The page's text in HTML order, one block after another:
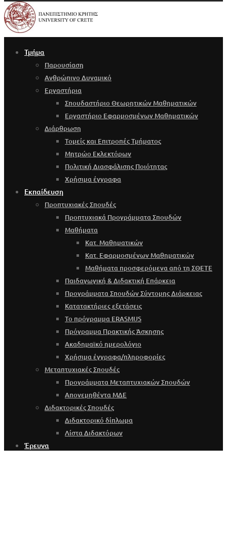
Τμήμα
Παρουσίαση
Ανθρώπινο Δυναμικό
Εργαστήρια
Σπουδαστήριο Θεωρητικών Μαθηματικών
Εργαστήριο Εφαρμοσμένων Μαθηματικών
Διάρθρωση
Τομείς και Επιτροπές Τμήματος
Μητρώο Εκλεκτόρων
Πολιτική Διασφάλισης Ποιότητας
Χρήσιμα έγγραφα
Εκπαίδευση
Προπτυχιακές Σπουδές
Προπτυχιακά Προγράμματα Σπουδών
Μαθήματα
Κατ. Μαθηματικών
Κατ. Εφαρμοσμένων Μαθηματικών
Μαθήματα προσφερόμενα από τη ΣΘΕΤΕ
Παιδαγωγική & Διδακτική Επάρκεια
Προγράμματα Σπουδών Σύντομης Διάρκειας
Κατατακτήριες εξετάσεις
Το πρόγραμμα ERASMUS
Πρόγραμμα Πρακτικής Άσκησης
Ακαδημαϊκό ημερολόγιο
Χρήσιμα έγγραφα/πληροφορίες
Μεταπτυχιακές Σπουδές
Προγράμματα Μεταπτυχιακών Σπουδών
Απονεμηθέντα ΜΔΕ
Διδακτορικές Σπουδές
Διδακτορικό δίπλωμα
Λίστα Διδακτόρων
Έρευνα